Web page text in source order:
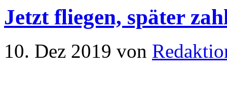
Jetzt fliegen, später
10. Dez 2019 von